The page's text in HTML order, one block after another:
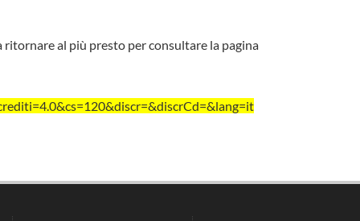
al più presto per consultare la pagina